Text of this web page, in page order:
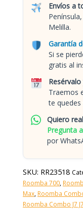
Envíos a
Melilla.
Garantía
Si se
gratis al
Traemos
te quedes
Quiero
Pregunta
por
SKU: RR23518
Roomba 700,
Max, Roomba
Roomba Combo J7